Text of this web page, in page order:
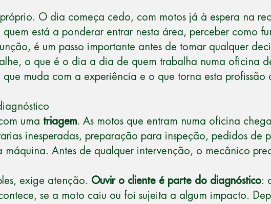
O dia começa cedo, com motos já à espera na
quem está a ponderar entrar nesta área, perceber como
é um passo importante antes de tomar qualquer
o que é o dia a dia de quem trabalha numa oficina
muda com a experiência e o que torna esta
uma triagem. As motos que entram numa oficina
inesperadas, preparação para inspeção, pedidos de
Antes de qualquer intervenção, o mecânico
exige atenção. Ouvir o cliente é parte do diagnóstico:
se a moto caiu ou foi sujeita a algum impacto.